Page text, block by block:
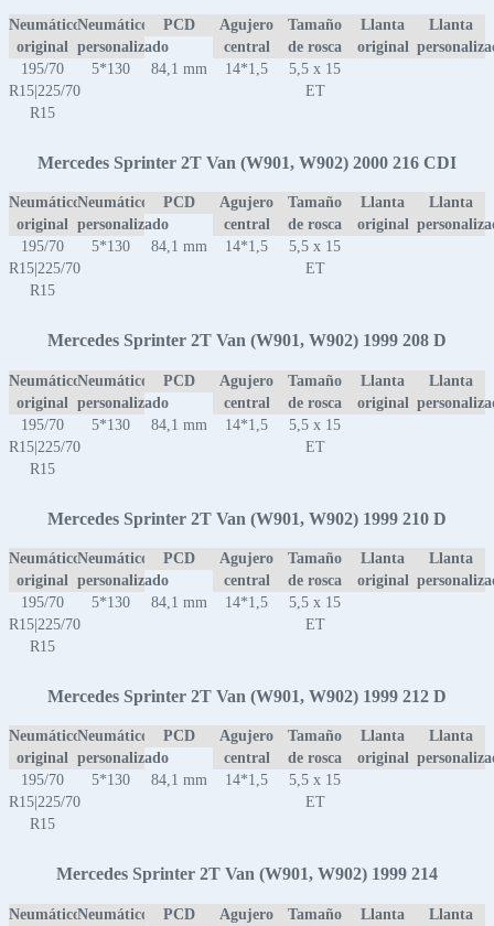
Neumático
original
Neumático
personalizado
PCD
Agujero
central
Tamaño
de rosca
Llanta
original
Llanta
195/70
R15|225/70
R15
5*130 84,1 mm 14*1,5
5,5 x 15
ET
Mercedes Sprinter 2T Van (W901, W902) 2000 216 CDI
Neumático
original
Neumático
personalizado
PCD
Agujero
central
Tamaño
de rosca
Llanta
original
Llanta
195/70
R15|225/70
R15
5*130 84,1 mm 14*1,5
5,5 x 15
ET
Mercedes Sprinter 2T Van (W901, W902) 1999 208 D
Neumático
original
Neumático
personalizado
PCD
Agujero
central
Tamaño
de rosca
Llanta
original
Llanta
195/70
R15|225/70
R15
5*130 84,1 mm 14*1,5
5,5 x 15
ET
Mercedes Sprinter 2T Van (W901, W902) 1999 210 D
Neumático
original
Neumático
personalizado
PCD
Agujero
central
Tamaño
de rosca
Llanta
original
Llanta
195/70
R15|225/70
R15
5*130 84,1 mm 14*1,5
5,5 x 15
ET
Mercedes Sprinter 2T Van (W901, W902) 1999 212 D
Neumático
original
Neumático
personalizado
PCD
Agujero
central
Tamaño
de rosca
Llanta
original
Llanta
195/70
R15|225/70
R15
5*130 84,1 mm 14*1,5
5,5 x 15
ET
Mercedes Sprinter 2T Van (W901, W902) 1999 214
NeumáticoNeumático
PCD
Agujero
Tamaño
Llanta
Llanta